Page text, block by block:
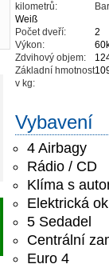
kilometrů:
Weiß
Počet dveří:
2
Výkon:
Zdvihový objem:
Základní hmotnost
v kg:
Vybavení
4 Airbagy
Rádio / CD
Klíma s
Elektrická
5 Sedadel
Centrální
Euro 4